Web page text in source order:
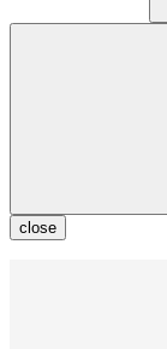
close